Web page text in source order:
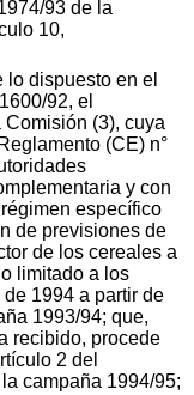
93 de la
10,
dispuesto en el
92, el
Comisión (3), cuya
(CE) n°
y con
específico
de previsiones de
de los cereales a
limitado a los
1994 a partir de
1993/94; que,
recibido, procede
2 del
campaña 1994/95;